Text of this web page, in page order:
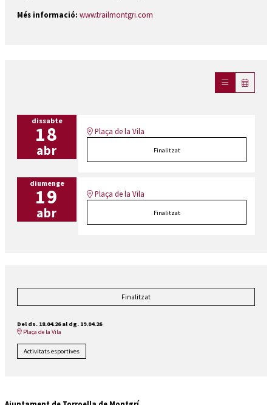
Més informació: www.trailmontgri.com
dissabte
18
abr
Plaça de la Vila
Finalitzat
diumenge
19
abr
Plaça de la Vila
Finalitzat
Finalitzat
Del ds. 18.04.26al dg. 19.04.26
Plaça de la Vila
Activitats esportives